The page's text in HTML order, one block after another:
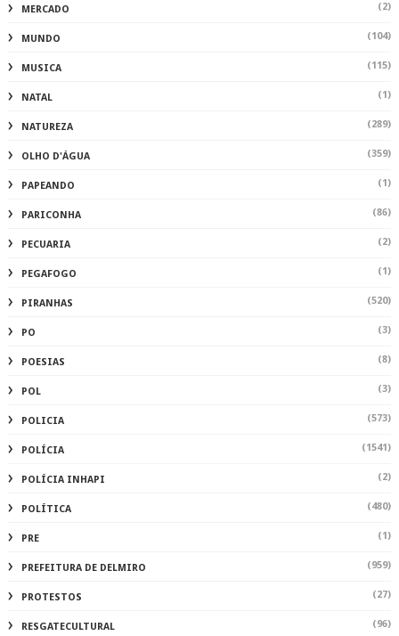
MERCADO (2)
MUNDO (104)
MUSICA (115)
NATAL (1)
NATUREZA (289)
OLHO D'ÁGUA (359)
PAPEANDO (1)
PARICONHA (86)
PECUARIA (2)
PEGAFOGO (1)
PIRANHAS (520)
PO (3)
POESIAS (8)
POL (3)
POLICIA (573)
POLÍCIA (1541)
POLÍCIA INHAPI (2)
POLÍTICA (480)
PRE (1)
PREFEITURA DE DELMIRO (959)
PROTESTOS (27)
RESGATECULTURAL (96)